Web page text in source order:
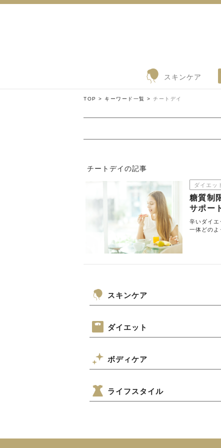
スキンケア
TOP > キーワード一覧 > チートデイ
チートデイの記事
ダイエッ
糖質制
サポー
辛いダイエ
一体どの
スキンケア
ダイエット
ボディケア
ライフスタイル